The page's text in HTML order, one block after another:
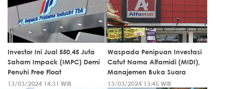
Investor Ini Jual 550,45 Juta
Saham Impack (IMPC) Demi
Penuhi Free Float
13/03/2024 14:31 WIB
Waspada Penipuan Investasi
Catut Nama Alfamidi (MIDI),
Manajemen Buka Suara
13/03/2024 13:45 WIB